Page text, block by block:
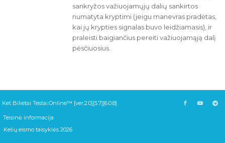
sankryžos važiuojamųjų dalių sankirtos
numatyta kryptimi (jeigu manevras pradėtas,
kai jų krypties signalas buvo leidžiamasis), ir
praleisti baigiančius pereiti važiuojamąją dalį
pėsčiuosius.
Ket Bilietai Testai.Online™ [ver.2.0][5.7][6.0.8]
Teisinė informacija
Kelių eismo taisyklės 2026